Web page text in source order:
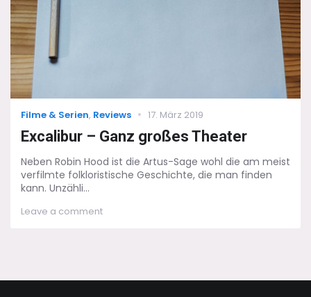
Categories
Filme & Serien, Reviews
Posted
17. März 2019
Excalibur – Ganz großes Theater
Neben Robin Hood ist die Artus-Sage wohl die am meist
verfilmte folkloristische Geschichte, die man finden
kann. Unzähli...
Leave a commenton